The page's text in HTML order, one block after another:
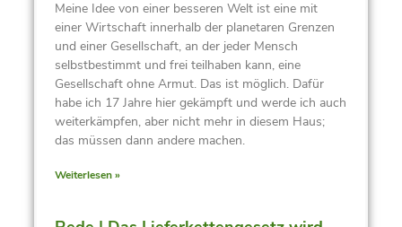
Meine Idee von einer besseren Welt ist eine mit
einer Wirtschaft innerhalb der planetaren Grenzen
und einer Gesellschaft, an der jeder Mensch
selbstbestimmt und frei teilhaben kann, eine
Gesellschaft ohne Armut. Das ist möglich. Dafür
habe ich 17 Jahre hier gekämpft und werde ich auch
weiterkämpfen, aber nicht mehr in diesem Haus;
das müssen dann andere machen.
Weiterlesen »